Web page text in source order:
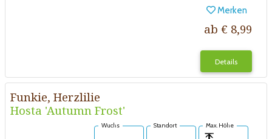
Merken
ab € 8,99
Details
Funkie, Herzlilie
Hosta 'Autumn Frost'
Wuchs Standort Max. Höhe